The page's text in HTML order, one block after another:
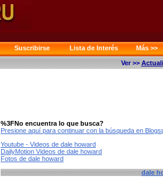
Suscribirse Lista de Interés
Más >>
Ver >>
%3FNo encuentra lo que busca?
Presione aquí para continuar con la búsqueda en
Youtube - Videos de dale howard
DailyMotion Videos de dale howard
Fotos de dale howard
dale